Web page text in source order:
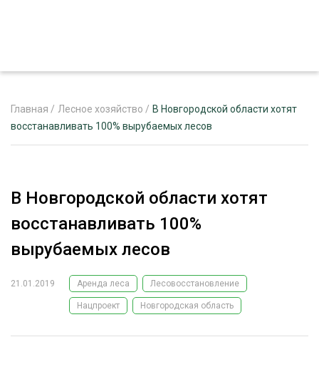
РЕКЛАМОДАТЕЛЯМ
ЛЕСНОЕ ХОЗЯЙСТВО
ЛЕСОЗАГОТОВКА
ОБРАБОТКА ДРЕВЕСИНЫ
ЭКСПЕРТНОЕ МНЕНИЕ
Главная / Лесное хозяйство / В Новгородской области хотят
восстанавливать 100% вырубаемых лесов
В Новгородской области хотят
восстанавливать 100%
вырубаемых лесов
21.01.2019 Аренда леса Лесовосстановление
Нацпроект Новгородская область